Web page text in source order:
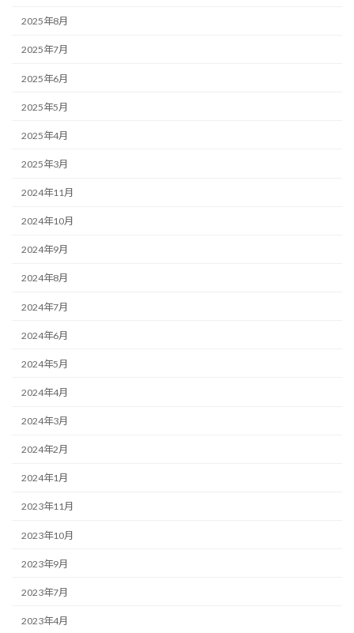
2025年8月
2025年7月
2025年6月
2025年5月
2025年4月
2025年3月
2024年11月
2024年10月
2024年9月
2024年8月
2024年7月
2024年6月
2024年5月
2024年4月
2024年3月
2024年2月
2024年1月
2023年11月
2023年10月
2023年9月
2023年7月
2023年4月